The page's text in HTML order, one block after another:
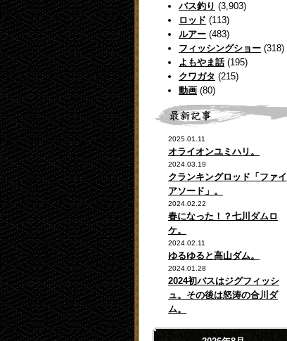
バス釣り (3,903)
ロッド (113)
ルアー (483)
フィッシングショー (318)
よもやま話(195)
クワガタ (215)
動画 (80)
2025.01.11
オライオンユミハリ。
2024.03.19
クランキングロッド「ファイ
アソード」。
2024.02.22
春になった！？七川ダムロ
ケ。
2024.02.11
ゆるゆると高山ダム。
2024.01.28
2024初バスはジグフィッシ
ュ。その後は怒涛の合川ダ
ム。